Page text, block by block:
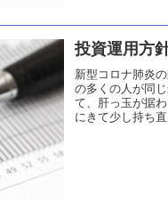
投資運用方
新型コロナ肺炎
の多くの人が同
て、肝っ玉が据
にきて少し持ち